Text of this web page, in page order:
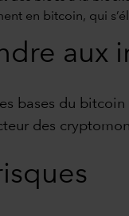
aux
bases du
des